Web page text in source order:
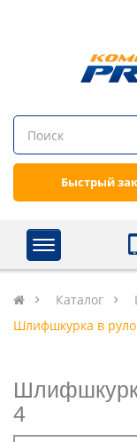
Быстрый
Каталог
Шлифшкурка в
4